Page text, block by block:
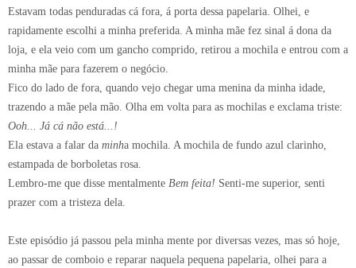
Estavam todas penduradas cá fora, á porta dessa papelaria. Olhei, e
rapidamente escolhi a minha preferida. A minha mãe fez sinal á dona da
loja, e ela veio com um gancho comprido, retirou a mochila e entrou com a
minha mãe para fazerem o negócio.
Fico do lado de fora, quando vejo chegar uma menina da minha idade,
trazendo a mãe pela mão. Olha em volta para as mochilas e exclama triste:
Ooh... Já cá não está...!
Ela estava a falar da minha mochila. A mochila de fundo azul clarinho,
estampada de borboletas rosa.
Lembro-me que disse mentalmente Bem feita! Senti-me superior, senti
prazer com a tristeza dela.
Este episódio já passou pela minha mente por diversas vezes, mas só hoje,
ao passar de comboio e reparar naquela pequena papelaria, olhei para a